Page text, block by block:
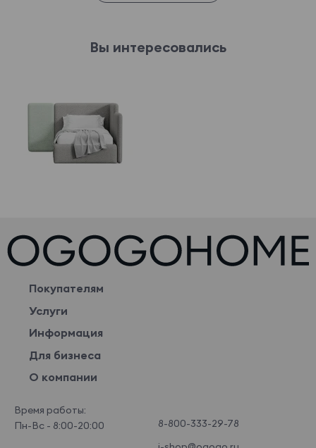
Вы интересовались
Покупателям
Услуги
Информация
Для бизнеса
О компании
Время работы:
Пн-Вс - 8:00-20:00
8-800-333-29-78